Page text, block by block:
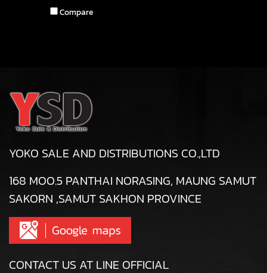
Compare
YOKO SALE AND DISTRIBUTIONS CO.,LTD
168 MOO.5 PANTHAI NORASING, MAUNG SAMUT
SAKORN ,SAMUT SAKHON PROVINCE
CONTACT US AT LINE OFFICIAL